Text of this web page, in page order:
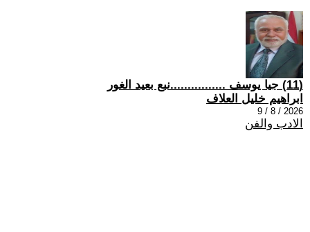
(11) جيا يوسف ................نبع بعيد الغور
ابراهيم خليل العلاف
2026 / 8 / 9
الادب والفن